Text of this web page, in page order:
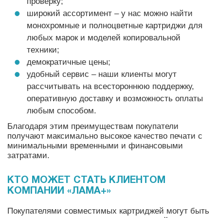
широкий ассортимент – у нас можно найти
монохромные и полноцветные картриджи для
любых марок и моделей копировальной
техники;
демократичные цены;
удобный сервис – наши клиенты могут
рассчитывать на всестороннюю поддержку,
оперативную доставку и возможность оплаты
любым способом.
Благодаря этим преимуществам покупатели
получают максимально высокое качество печати с
минимальными временными и финансовыми
затратами.
КТО МОЖЕТ СТАТЬ КЛИЕНТОМ
КОМПАНИИ «ЛАМА+»
Покупателями совместимых картриджей могут быть